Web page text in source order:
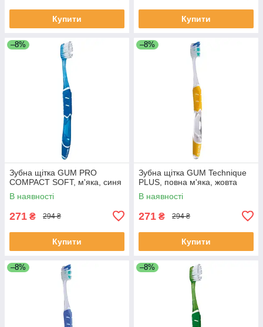
Купити Купити
–8%
Зубна щітка GUM PRO
COMPACT SOFT, м'яка, синя
В наявності
271 ₴ 294 ₴
Купити
–8%
Зубна щітка GUM Technique
PLUS, повна м'яка, жовта
В наявності
271 ₴ 294 ₴
Купити
–8% –8%